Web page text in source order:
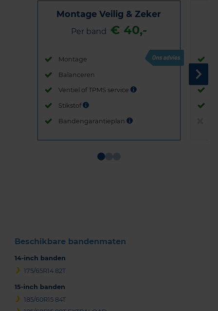
Montage Veilig & Zeker
Per band € 40,-
Montage
Balanceren
Ventiel of TPMS service
Stikstof
Bandengarantieplan
Beschikbare bandenmaten
14-inch banden
175/65R14 82T
15-inch banden
185/60R15 84T